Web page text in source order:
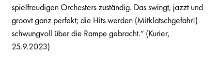
spielfreudigen Orchesters zuständig. Das swingt, jazzt und
groovt ganz perfekt; die Hits werden (Mitklatschgefahr!)
schwungvoll über die Rampe gebracht.“ (Kurier,
25.9.2023)